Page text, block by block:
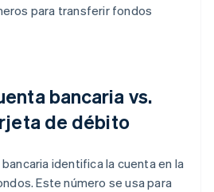
para transferir fondos
bancaria vs.
de débito
identifica la cuenta en la
Este número se usa para